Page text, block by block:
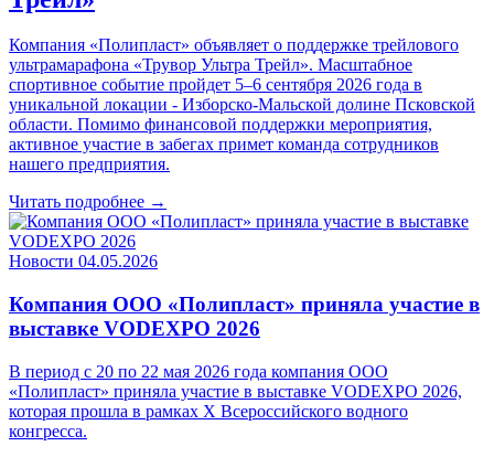
Компания «Полипласт» объявляет о поддержке трейлового
ультрамарафона «Трувор Ультра Трейл». Масштабное
спортивное событие пройдет 5–6 сентября 2026 года в
уникальной локации - Изборско-Мальской долине Псковской
области. Помимо финансовой поддержки мероприятия,
активное участие в забегах примет команда сотрудников
нашего предприятия.
Читать подробнее →
Новости 04.05.2026
Компания ООО «Полипласт» приняла участие в
выставке VODEXPO 2026
В период с 20 по 22 мая 2026 года компания ООО
«Полипласт» приняла участие в выставке VODEXPO 2026,
которая прошла в рамках X Всероссийского водного
конгресса.